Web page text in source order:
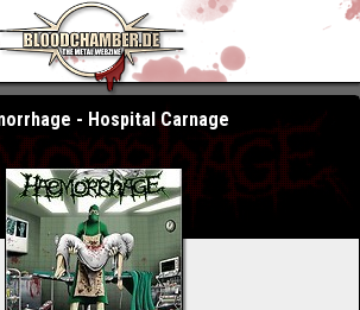
- Hospital Carnage